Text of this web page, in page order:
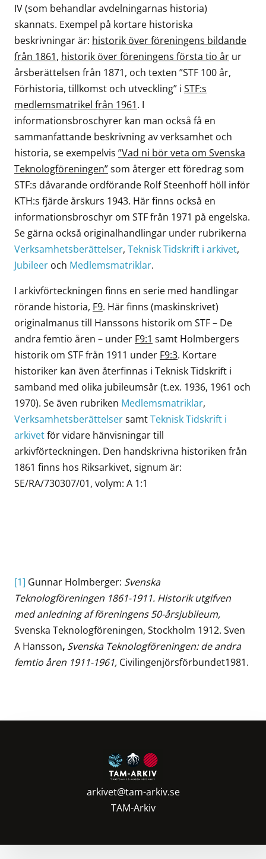
IV (som behandlar avdelningarnas historia)
skannats. Exempel på kortare historiska
beskrivningar är: historik över föreningens bildande
från 1861, historik över föreningens första tio år ur
årsberättelsen från 1871, och texten ”STF 100 år,
Förhistoria, tillkomst och utveckling” i STF:s
medlemsmatrikel från 1961. I
informationsbroschyrer kan man också få en
sammanfattande beskrivning av verksamhet och
historia, se exempelvis ”Vad ni bör veta om Svenska
Teknologföreningen”som återger ett föredrag som
STF:s dåvarande ordförande Rolf Steenhoff höll inför
KTH:s fjärde årskurs 1943. Här finns också en
informationsbroschyr om STF från 1971 på engelska.
Se gärna också originalhandlingar under rubrikerna
Verksamhetsberättelser, Teknisk Tidskrift i arkivet,
Jubileer och Medlemsmatriklar.
I arkivförteckningen finns en serie med handlingar
rörande historia, F9. Här finns (maskinskrivet)
originalmanus till Hanssons historik om STF – De
andra femtio åren – under F9:1 samt Holmbergers
historik om STF från 1911 under F9:3. Kortare
historiker kan även återfinnas i Teknisk Tidskrift i
samband med olika jubileumsår (t.ex. 1936, 1961 och
1970). Se även rubriken Medlemsmatriklar,
VerksamhetsberättelsersamtTeknisk Tidskrift i
arkivetför vidare hänvisningar till
arkivförteckningen. Den handskrivna historiken från
1861 finns hos Riksarkivet, signum är:
SE/RA/730307/01, volym: A 1:1
[1] Gunnar Holmberger: Svenska
Teknologföreningen 1861-1911. Historik utgifven
med anledning af föreningens 50-årsjubileum,
Svenska Teknologföreningen, Stockholm 1912. Sven
A Hansson, Svenska Teknologföreningen: de andra
femtio åren 1911-1961, Civilingenjörsförbundet1981.
arkivet@tam-arkiv.se
TAM-Arkiv